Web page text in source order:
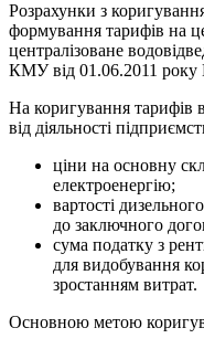
Розрахунки з
формування тарифів на
централізоване
КМУ від 01.06.2011
На коригування тарифів
від діяльності
ціни на основну
електроенергію;
вартості
до заключного
сума податку з
для видобування
зростанням витрат.
Основною метою